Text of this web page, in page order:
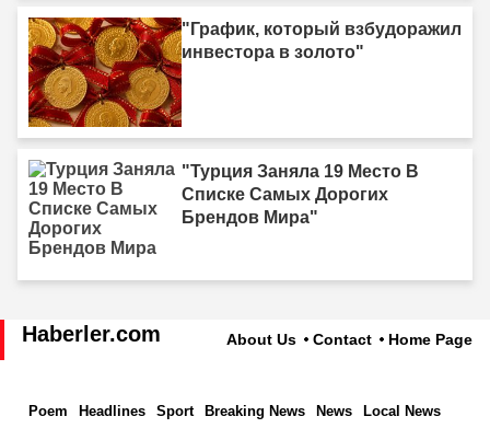
"График, который взбудоражил
инвестора в золото"
"Турция Заняла 19 Место В
Списке Самых Дорогих
Брендов Мира"
Haberler.com About Us Contact Home Page
Poem Headlines Sport Breaking News News Local News